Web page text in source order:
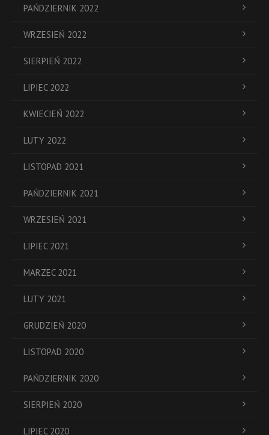
PAŃDZIERNIK 2022
WRZESIEŃ 2022
SIERPIEŃ 2022
LIPIEC 2022
KWIECIEŃ 2022
LUTY 2022
LISTOPAD 2021
PAŃDZIERNIK 2021
WRZESIEŃ 2021
LIPIEC 2021
MARZEC 2021
LUTY 2021
GRUDZIEŃ 2020
LISTOPAD 2020
PAŃDZIERNIK 2020
SIERPIEŃ 2020
LIPIEC 2020